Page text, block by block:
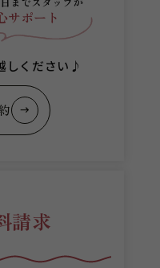
サポート
しください♪
請求